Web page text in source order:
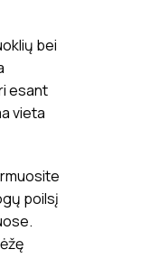
bei
esant
vieta
poilsį